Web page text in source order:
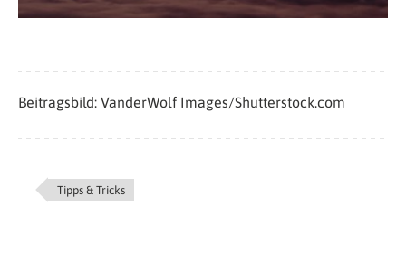
Beitragsbild: VanderWolf Images/Shutterstock.com
Tipps & Tricks